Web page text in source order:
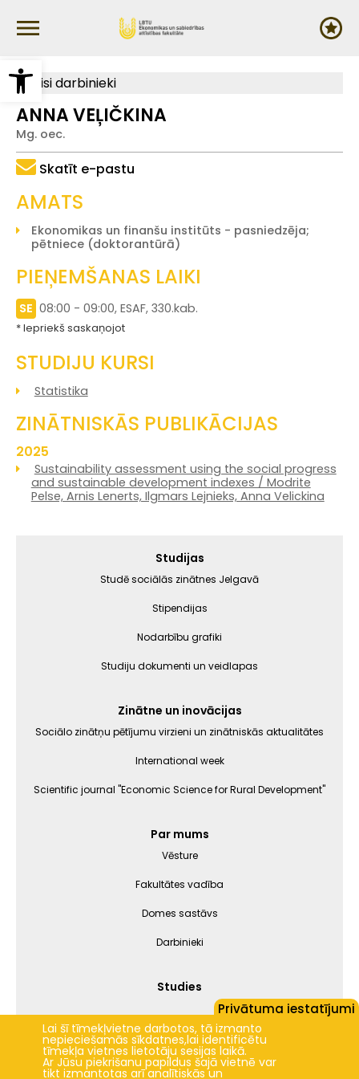
Open toolbar
galveno
Visi darbinieki
ANNA VEĻIČKINA
Mg. oec.
Skatīt e-pastu
AMATS
Ekonomikas un finanšu institūts - pasniedzēja;
pētniece (doktorantūrā)
PIEŅEMŠANAS LAIKI
SE 08:00 - 09:00, ESAF, 330.kab.
Iepriekš saskaņojot
STUDIJU KURSI
Statistika
ZINĀTNISKĀS PUBLIKĀCIJAS
2025
Sustainability assessment using the social progress
and sustainable development indexes / Modrite
Pelse, Arnis Lenerts, Ilgmars Lejnieks, Anna Velickina
Studijas
Studē sociālās zinātnes Jelgavā
Stipendijas
Nodarbību grafiki
Studiju dokumenti un veidlapas
Zinātne un inovācijas
Sociālo zinātņu pētījumu virzieni un zinātniskās aktualitātes
International week
Scientific journal "Economic Science for Rural Development"
Par mums
Vēsture
Fakultātes vadība
Domes sastāvs
Darbinieki
Studies
Jelgava
+23.5°C
2024 © LBTU ITZAC
Privātuma iestatījumi
Lai šī tīmekļvietne darbotos, tā izmanto
nepieciešamās sīkdatnes,lai identificētu
tīmekļa vietnes lietotāju sesijas laikā.
Ar Jūsu piekrišanu papildus šajā vietnē var
tikt izmantotas arī analītiskās un